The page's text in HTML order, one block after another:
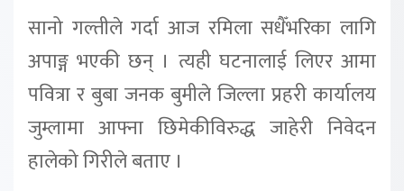
सानो गल्तीले गर्दा आज रमिला सधैँभरिका लागि
अपाङ्ग भएकी छन् । त्यही घटनालाई लिएर आमा
पवित्रा र बुबा जनक बुमीले जिल्ला प्रहरी कार्यालय
जुम्लामा आफ्ना छिमेकीविरुद्ध जाहेरी निवेदन
हालेको गिरीले बताए ।